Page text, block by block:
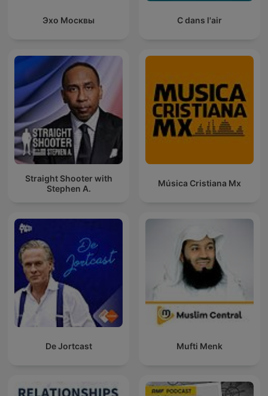
Эхо Москвы C dans l'air
Straight Shooter with
Stephen A.
Música Cristiana Mx
De Jortcast Mufti Menk